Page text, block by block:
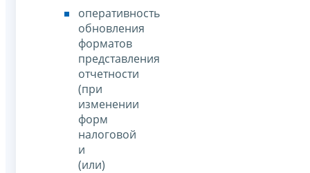
оперативность
обновления
форматов
представления
отчетности
(при
изменении
форм
налоговой
и
(или)